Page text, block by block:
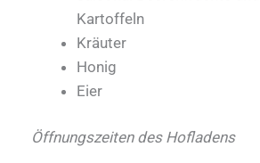
Kartoffeln
Kräuter
Honig
Eier
Öffnungszeiten des Hofladens